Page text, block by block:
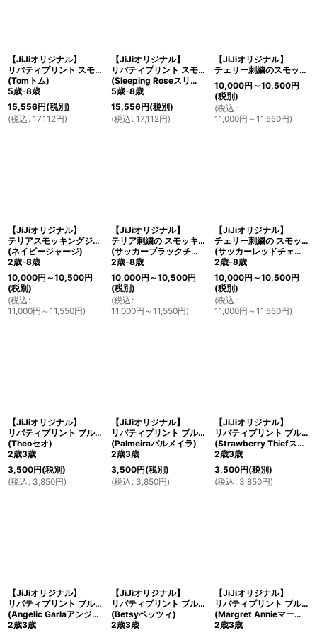
【JiJiオリジナル】
リバティプリント スモッキングワンピース
(Tomトム)
5歳-8歳
15,556円(税別)
(税込 : 17,112円)
【JiJiオリジナル】
リバティプリント スモッキングワンピース
(Sleeping Roseスリーピング・ローズ)
5歳-8歳
15,556円(税別)
(税込 : 17,112円)
【JiJiオリジナル】
チェリー刺繍のスモッキングラップワンピース (レッドチェック) 2歳-8歳
10,000円 ～10,500円
(税別)
(税込 :
11,000円 ～11,550円)
【JiJiオリジナル】
テリアスモッキングジャンパースカート
(ネイビージャージ)
2歳-8歳
10,000円 ～10,500円
(税別)
(税込 :
11,000円 ～11,550円)
【JiJiオリジナル】
テリア刺繍の スモッキングワンピース
(サッカーブラックチェック)
2歳-8歳
10,000円 ～10,500円
(税別)
(税込 :
11,000円 ～11,550円)
【JiJiオリジナル】
チェリー刺繍の スモッキングワンピース
(サッカーレッドチェック)
2歳-8歳
10,000円 ～10,500円
(税別)
(税込 :
11,000円 ～11,550円)
【JiJiオリジナル】
リバティプリント ブルマ・アンダーショーツ
(Theoセオ)
2歳3歳
3,500円(税別)
(税込 : 3,850円)
【JiJiオリジナル】
リバティプリント ブルマ・アンダーショーツ
(Palmeiraパルメイラ)
2歳3歳
3,500円(税別)
(税込 : 3,850円)
【JiJiオリジナル】
リバティプリント ブルマ・アンダーショーツ
(Strawberry Thiefストロベリー・シーフ)
2歳3歳
3,500円(税別)
(税込 : 3,850円)
【JiJiオリジナル】
リバティプリント ブルマ・アンダーショーツ
(Angelic Garlaアンジェリカ・ガーラ)
2歳3歳
【JiJiオリジナル】
リバティプリント ブルマ・アンダーショーツ
(Betsyベッツィ)
2歳3歳
【JiJiオリジナル】
リバティプリント ブルマ・アンダーショーツ
(Margret Annieマーガレット・アニー)
2歳3歳